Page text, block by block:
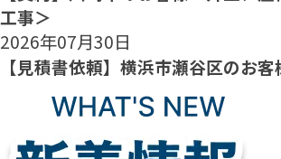
工事＞
2026年07月30日
【見積書依頼】横浜市瀬谷区のお客